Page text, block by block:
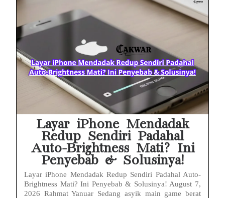
Layar iPhone Mendadak
Redup Sendiri Padahal
Auto-Brightness Mati? Ini
Penyebab & Solusinya!
Layar iPhone Mendadak Redup Sendiri Padahal Auto-
Brightness Mati? Ini Penyebab & Solusinya! August 7,
2026 Rahmat Yanuar Sedang asyik main game berat